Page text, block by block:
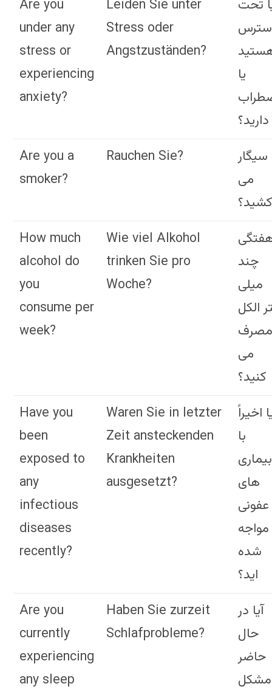
Are you
under any
stress or
experiencing
anxiety?
Leiden Sie unter
Stress oder
Angstzuständen?
تحت
یا
دارید؟
Are you a
smoker?
Rauchen Sie?
سیگار
می
How much
alcohol do
you
consume per
week?
Wie viel Alkohol
trinken Sie pro
Woche?
چند
میلی
الکل
می
کنید؟
Have you
been
exposed to
any
infectious
diseases
recently?
Waren Sie in letzter
Zeit ansteckenden
Krankheiten
ausgesetzt?
اخیراً
با
بیماری
های
عفونی
مواجه
شده
اید؟
Are you
currently
experiencing
any sleep
Haben Sie zurzeit
Schlafprobleme?
آیا در
حال
حاضر
مشکل